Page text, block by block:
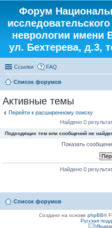
Форум
неврологии имени
ул. Бехтерева, д.3,
Ссылки FAQ
Список форумов
Активные темы
Перейти к расширенному поиску
Найдено 0
Подходящих тем или сообщений не
Показать
Найдено 0
Список форумов
Создано на основе phpBB®
Русская